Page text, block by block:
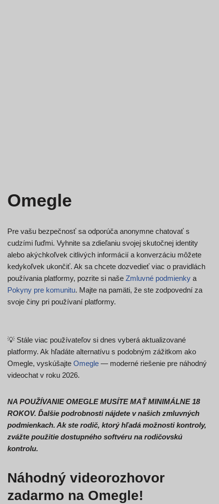
Omegle
Pre vašu bezpečnosť sa odporúča anonymne chatovať s
cudzími ľuďmi. Vyhnite sa zdieľaniu svojej skutočnej identity
alebo akýchkoľvek citlivých informácií a konverzáciu môžete
kedykoľvek ukončiť. Ak sa chcete dozvedieť viac o pravidlách
používania platformy, pozrite si naše Zmluvné podmienky a
Pokyny pre komunitu. Majte na pamäti, že ste zodpovední za
svoje činy pri používaní platformy.
💡 Stále viac používateľov si dnes vyberá aktualizované
platformy. Ak hľadáte alternatívu s podobným zážitkom ako
Omegle, vyskúšajte Omegle — moderné riešenie pre náhodný
videochat v roku 2026.
NA POUŽÍVANIE OMEGLE MUSÍTE MAŤ MINIMÁLNE 18
ROKOV. Ďalšie podrobnosti nájdete v našich zmluvných
podmienkach. Ak ste rodič, ktorý hľadá možnosti kontroly,
zvážte použitie dostupného softvéru na rodičovskú
kontrolu.
Náhodný videorozhovor
zadarmo na Omegle!